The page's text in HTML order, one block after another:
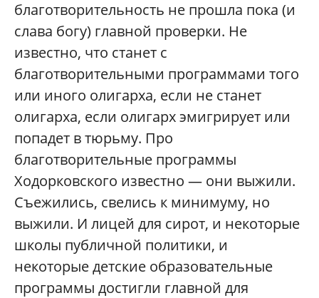
благотворительность не прошла пока (и
слава богу) главной проверки. Не
известно, что станет с
благотворительными программами того
или иного олигарха, если не станет
олигарха, если олигарх эмигрирует или
попадет в тюрьму. Про
благотворительные программы
Ходорковского известно — они выжили.
Съежились, свелись к минимуму, но
выжили. И лицей для сирот, и некоторые
школы публичной политики, и
некоторые детские образовательные
программы достигли главной для